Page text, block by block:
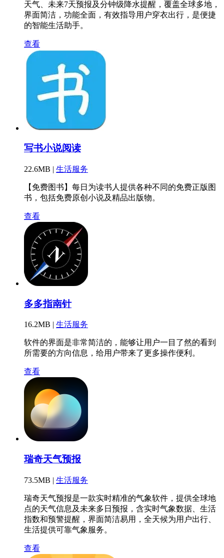
天气、未来7天预报及分钟级降水提醒，覆盖全球多地，
界面简洁，功能全面，有效指导用户穿衣出行，是便捷
的智能生活助手。
查看
写书小说阅读
22.6MB | 生活服务
【免费图书】每日为读书人提供各种不同的免费正版图
书，包括免费原创小说及精品出版物。
查看
多多指南针
16.2MB | 生活服务
软件的界面是非常简洁的，能够让用户一目了然的看到
所需要的方向信息，给用户带来了更多操作便利。
查看
瑞奇天气预报
73.5MB | 生活服务
瑞奇天气预报是一款实时精准的气象软件，提供全球地
点的天气信息及未来多日预报，含实时气象数据、生活
指数和预警提醒，界面简洁易用，全天候为用户出行、
生活提供可靠气象服务。
查看